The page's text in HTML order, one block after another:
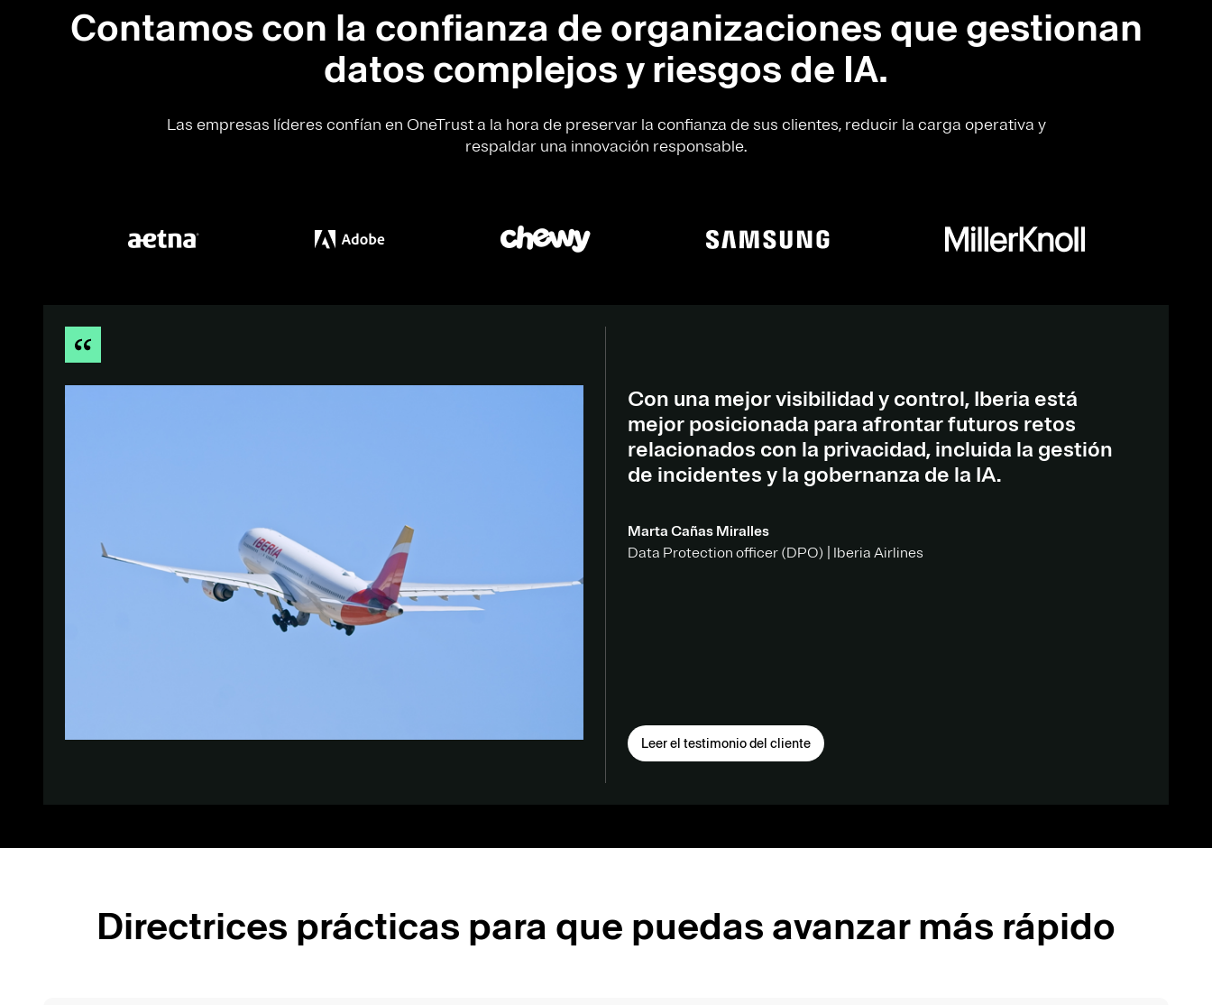
Contamos con la confianza de organizaciones que gestionan
datos complejos y riesgos de IA.
Las empresas líderes confían en OneTrust a la hora de preservar la confianza de sus clientes, reducir la carga operativa y
respaldar una innovación responsable.
Con una mejor visibilidad y control, Iberia está
mejor posicionada para afrontar futuros retos
relacionados con la privacidad, incluida la gestión
de incidentes y la gobernanza de la IA.
Marta Cañas Miralles
Data Protection officer (DPO) | Iberia Airlines
Leer el testimonio del cliente
Directrices prácticas para que puedas avanzar más rápido